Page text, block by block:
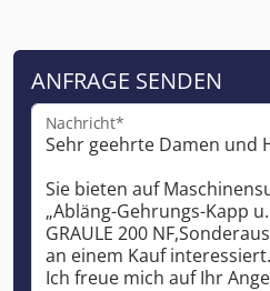
ANFRAGE SENDEN
Nachricht*